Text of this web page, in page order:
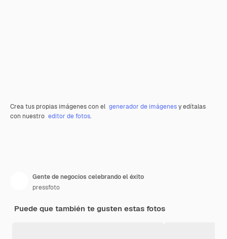
Crea tus propias imágenes con el generador de imágenesy edítalas
con nuestro editor de fotos.
Gente de negocios celebrando el éxito
pressfoto
Puede que también te gusten estas fotos